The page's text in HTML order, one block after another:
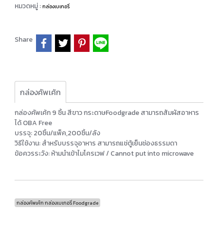
หมวดหมู่ : กล่องเบเกอรี่
Share
กล่องคัพเค้ก
กล่องคัพเค้ก 9 ชิ้น สีขาว กระดาษFoodgrade สามารถสัมผัสอาหาร
ได้ OBA Free
บรรจุ: 20ชิ้น/แพ็ค,200ชิ้น/ลัง
วิธีใช้งาน: สำหรับบรรจุอาหาร สามารถแช่ตู้เย็นช่องธรรมดา
ข้อควรระวัง: ห้ามนำเข้าไมโครเวฟ / Cannot put into microwave
กล่องคัพเค้ก กล่องเบเกอรี่ Foodgrade